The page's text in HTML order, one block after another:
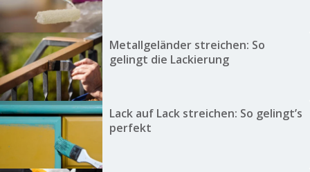
Metallgeländer streichen: So
gelingt die Lackierung
Lack auf Lack streichen: So gelingt’s
perfekt